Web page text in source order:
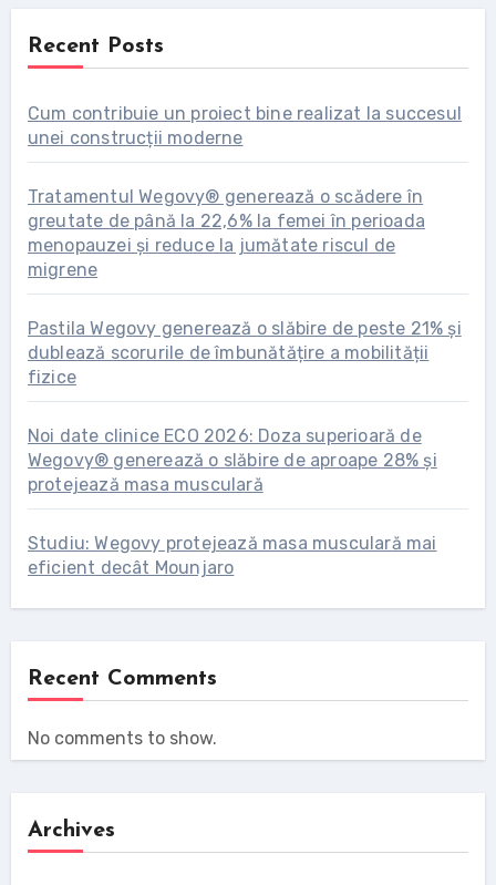
Recent Posts
Cum contribuie un proiect bine realizat la succesul
unei construcții moderne
Tratamentul Wegovy® generează o scădere în
greutate de până la 22,6% la femei în perioada
menopauzei și reduce la jumătate riscul de
migrene
Pastila Wegovy generează o slăbire de peste 21% și
dublează scorurile de îmbunătățire a mobilității
fizice
Noi date clinice ECO 2026: Doza superioară de
Wegovy® generează o slăbire de aproape 28% și
protejează masa musculară
Studiu: Wegovy protejează masa musculară mai
eficient decât Mounjaro
Recent Comments
No comments to show.
Archives